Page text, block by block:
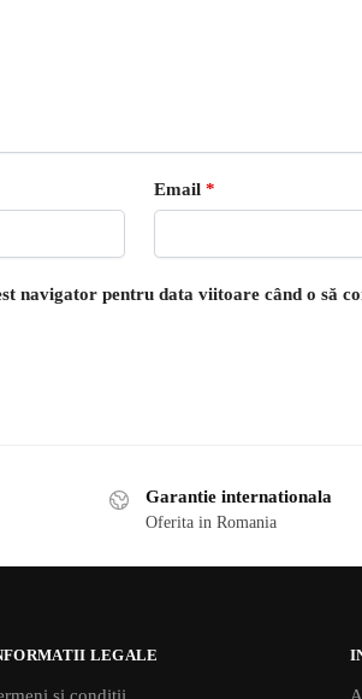
Email *
navigator pentru data viitoare când o să
Garantie internationala
Oferita in Romania
LEGALE
si conditii